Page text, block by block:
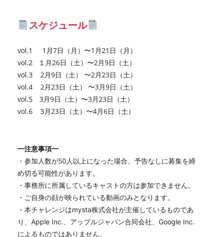
スケジュール
vol.1 1月7日（月）〜1月21日（月）
vol.2 １月26日（土）〜2月9日（土）
vol.3 2月9日（土） 〜2月23日（土）
vol.4 2月23日（土） 〜3月9日（土）
vol.5 3月9日（土）〜3月23日（土）
vol.6 3月23日（土）〜4月6日（土）
━注意事項━
・参加人数が50人以上になった場合、予告なしに募集を締
め切る可能性があります。
・事務所に所属しているキャストの方は参加できません。
・ご自身の顔が映られている動画のみとなります。
・本チャレンジはmysta株式会社が主催しているものであ
り、Apple Inc.、アップルジャパン合同会社、Google Inc.
によるものではありません。